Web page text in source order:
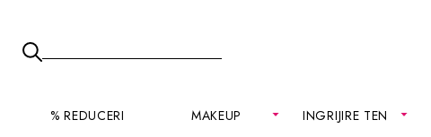
% REDUCERI MAKEUP INGRIJIRE TEN